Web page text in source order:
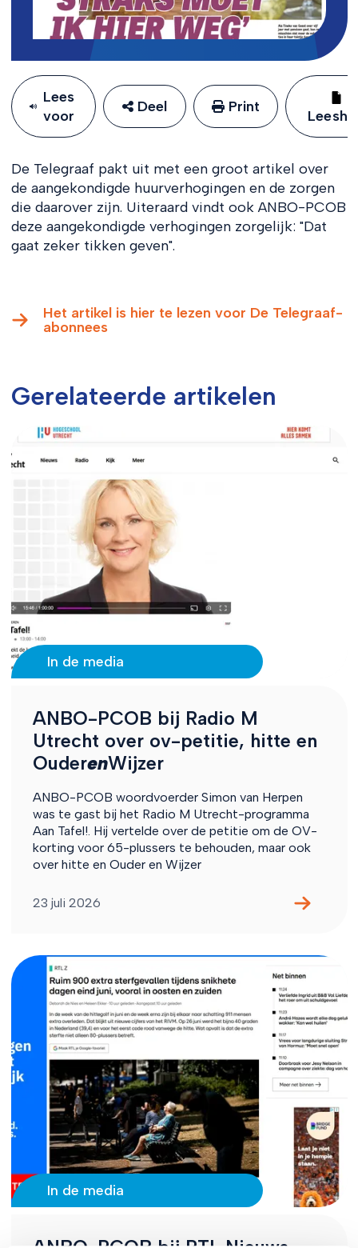
Lees
voor
Deel Print
De Telegraaf pakt uit met een groot artikel over
de aangekondigde huurverhogingen en de zorgen
die daarover zijn. Uiteraard vindt ook ANBO-PCOB
deze aangekondigde verhogingen zorgelijk: "Dat
gaat zeker tikken geven".
Het artikel is hier te lezen voor De Telegraaf-
abonnees
Gerelateerde artikelen
In de media
ANBO-PCOB bij Radio M
Utrecht over ov-petitie, hitte en
OuderenWijzer
ANBO-PCOB woordvoerder Simon van Herpen
was te gast bij het Radio M Utrecht-programma
Aan Tafel!. Hij vertelde over de petitie om de OV-
korting voor 65-plussers te behouden, maar ook
over hitte en Ouder en Wijzer
23 juli 2026
In de media